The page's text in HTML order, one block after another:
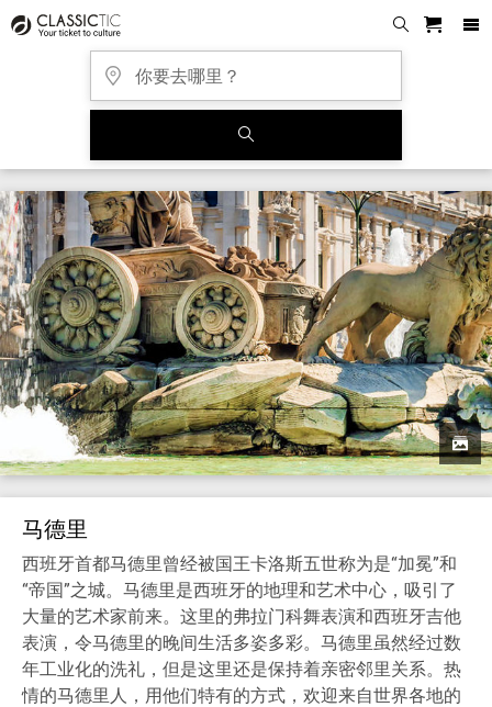
马德里
西班牙首都马德里曾经被国王卡洛斯五世称为是“加冕”和
“帝国”之城。马德里是西班牙的地理和艺术中心，吸引了
大量的艺术家前来。这里的弗拉门科舞表演和西班牙吉他
表演，令马德里的晚间生活多姿多彩。马德里虽然经过数
年工业化的洗礼，但是这里还是保持着亲密邻里关系。热
情的马德里人，用他们特有的方式，欢迎来自世界各地的